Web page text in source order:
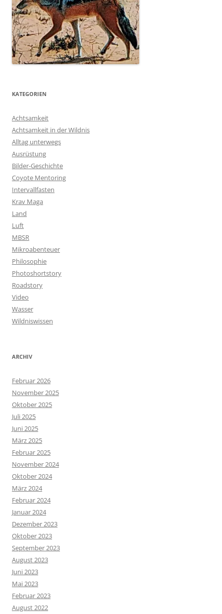
KATEGORIEN
Achtsamkeit
Achtsamkeit in der Wildnis
Alltag unterwegs
Ausrüstung
Bilder-Geschichte
Coyote Mentoring
Intervallfasten
Krav Maga
Land
Luft
MBSR
Mikroabenteuer
Philosophie
Photoshortstory
Roadstory
Video
Wasser
Wildniswissen
ARCHIV
Februar 2026
November 2025
Oktober 2025
Juli 2025
Juni 2025
März 2025
Februar 2025
November 2024
Oktober 2024
März 2024
Februar 2024
Januar 2024
Dezember 2023
Oktober 2023
September 2023
August 2023
Juni 2023
Mai 2023
Februar 2023
August 2022